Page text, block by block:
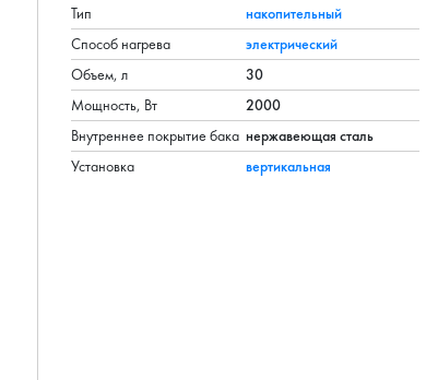
Тип
накопительный
Способ нагрева
электрический
Объем, л
30
Мощность, Вт
2000
Внутреннее покрытие бака нержавеющая сталь
Установка
вертикальная